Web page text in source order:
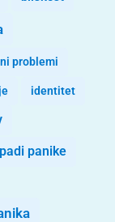
problemi
identitet
panike